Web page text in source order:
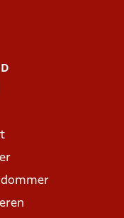
dommer